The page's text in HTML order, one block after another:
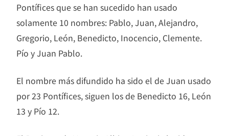
Pontífices que se han sucedido han usado
solamente 10 nombres: Pablo, Juan, Alejandro,
Gregorio, León, Benedicto, Inocencio, Clemente.
Pío y Juan Pablo.
El nombre más difundido ha sido el de Juan usado
por 23 Pontífices, siguen los de Benedicto 16, León
13 y Pío 12.